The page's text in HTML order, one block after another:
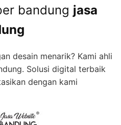
bandung jasa
desain menarik? Kami ahli
Solusi digital terbaik
dengan kami